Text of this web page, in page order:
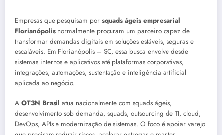
Empresas que pesquisam por squads ágeis empresarial
Florianópolis normalmente procuram um parceiro capaz de
transformar demandas digitais em soluções estáveis, seguras e
escaláveis. Em Florianópolis – SC, essa busca envolve desde
sistemas internos e aplicativos até plataformas corporativas,
integrações, automações, sustentação e inteligência artificial
aplicada ao negócio.
A OT3N Brasil atua nacionalmente com squads ágeis,
desenvolvimento sob demanda, squads, outsourcing de TI, cloud,
DevOps, APIs e modernização de sistemas. O foco é apoiar varejo